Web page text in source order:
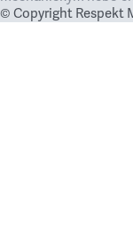
© Copyright Respekt